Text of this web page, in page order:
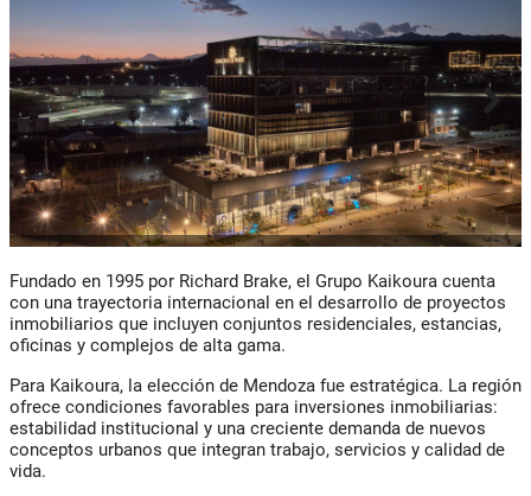
Fundado en 1995 por Richard Brake, el Grupo Kaikoura cuenta
con una trayectoria internacional en el desarrollo de proyectos
inmobiliarios que incluyen conjuntos residenciales, estancias,
oficinas y complejos de alta gama.
Para Kaikoura, la elección de Mendoza fue estratégica. La región
ofrece condiciones favorables para inversiones inmobiliarias:
estabilidad institucional y una creciente demanda de nuevos
conceptos urbanos que integran trabajo, servicios y calidad de
vida.